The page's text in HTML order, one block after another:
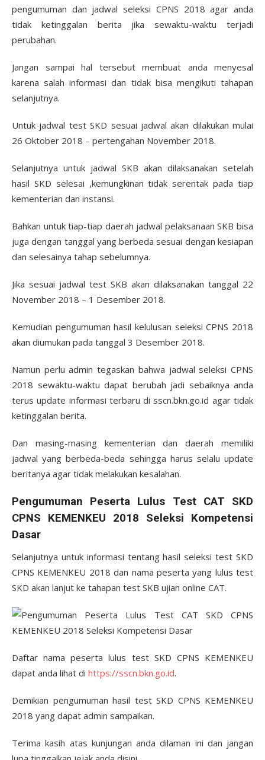
pengumuman dan jadwal seleksi CPNS 2018 agar anda
tidak ketinggalan berita jika sewaktu-waktu terjadi
perubahan.
Jangan sampai hal tersebut membuat anda menyesal
karena salah informasi dan tidak bisa mengikuti tahapan
selanjutnya.
Untuk jadwal test SKD sesuai jadwal akan dilakukan mulai
26 Oktober 2018 – pertengahan November 2018.
Selanjutnya untuk jadwal SKB akan dilaksanakan setelah
hasil SKD selesai ,kemungkinan tidak serentak pada tiap
kementerian dan instansi.
Bahkan untuk tiap-tiap daerah jadwal pelaksanaan SKB bisa
juga dengan tanggal yang berbeda sesuai dengan kesiapan
dan selesainya tahap sebelumnya.
Jika sesuai jadwal test SKB akan dilaksanakan tanggal 22
November 2018 – 1 Desember 2018.
Kemudian pengumuman hasil kelulusan seleksi CPNS 2018
akan diumukan pada tanggal 3 Desember 2018.
Namun perlu admin tegaskan bahwa jadwal seleksi CPNS
2018 sewaktu-waktu dapat berubah jadi sebaiknya anda
terus update informasi terbaru di sscn.bkn.go.id agar tidak
ketinggalan berita.
Dan masing-masing kementerian dan daerah memiliki
jadwal yang berbeda-beda sehingga harus selalu update
beritanya agar tidak melakukan kesalahan.
Pengumuman Peserta Lulus Test CAT SKD
CPNS KEMENKEU 2018 Seleksi Kompetensi
Dasar
Selanjutnya untuk informasi tentang hasil seleksi test SKD
CPNS KEMENKEU 2018 dan nama peserta yang lulus test
SKD akan lanjut ke tahapan test SKB ujian online CAT.
Daftar nama peserta lulus test SKD CPNS KEMENKEU
dapat anda lihat di https://sscn.bkn.go.id.
Demikian pengumuman hasil test SKD CPNS KEMENKEU
2018 yang dapat admin sampaikan.
Terima kasih atas kunjungan anda dilaman ini dan jangan